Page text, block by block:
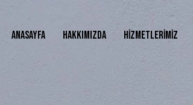
ANASAYFA HAKKIMIZDA HIZMETLERIMIZ